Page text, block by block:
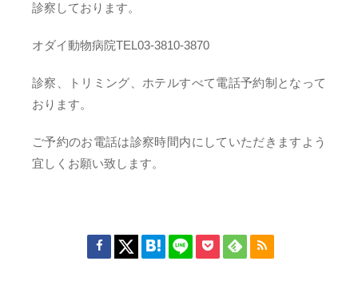
診察しております。
オダイ動物病院TEL03-3810-3870
診察、トリミング、ホテルすべて電話予約制となって
おります。
ご予約のお電話は診察時間内にしていただきますよう
宜しくお願い致します。